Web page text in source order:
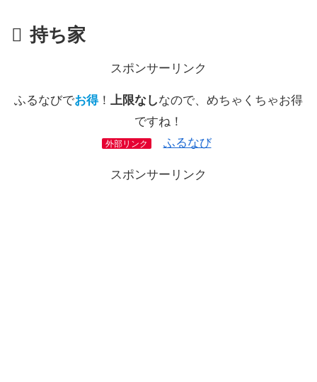
持ち家
スポンサーリンク
ふるなびでお得！ 上限なしなので、めちゃくちゃお得
ですね！
外部リンク ふるなび
スポンサーリンク